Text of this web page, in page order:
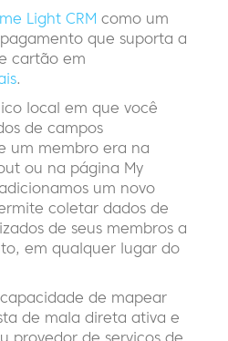
Light CRM como um
que suporta a
cartão em
.
local em que você
de campos
um membro era na
ou na página My
um novo
coletar dados de
de seus membros a
em qualquer lugar do
de mapear
de mala direta ativa e